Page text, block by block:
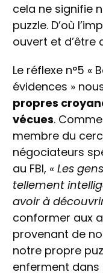
cela ne signifie
puzzle. D’où
ouvert et d’être
Le réflexe n°5 «
évidences »
propres
vécues.
membre du
négociateurs
au FBI, « Les
tellement
avoir à
conformer aux
provenant de
notre propre
enferment dans